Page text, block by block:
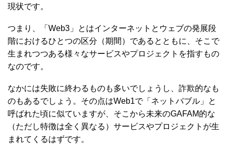
現状です。
つまり、「Web3」とはインターネットとウェブの発展段
階におけるひとつの区分（期間）であるとともに、そこで
生まれつつある様々なサービスやプロジェクトを指すもの
なのです。
なかには失敗に終わるものも多いでしょうし、詐欺的なも
のもあるでしょう。その点はWeb1で「ネットバブル」と
呼ばれた頃に似ていますが、そこから未来のGAFAM的な
（ただし特徴は全く異なる）サービスやプロジェクトが生
まれてくるはずです。